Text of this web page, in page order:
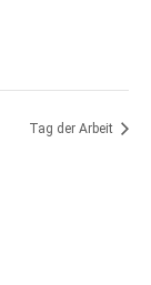
Tag der Arbeit